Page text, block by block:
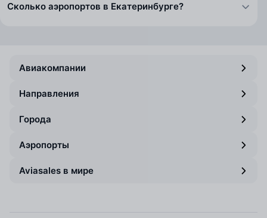
Сколько аэропортов в Екатеринбурге?
Авиакомпании
Направления
Города
Аэропорты
Aviasales в мире